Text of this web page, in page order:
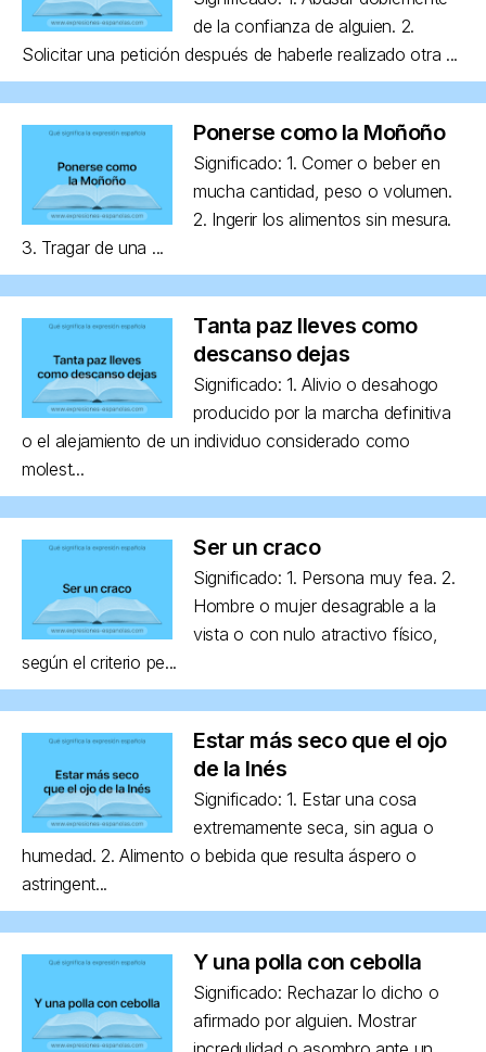
de la confianza de alguien. 2.
Solicitar una petición después de haberle realizado otra ...
Ponerse como la Moñoño
Significado: 1. Comer o beber en
mucha cantidad, peso o volumen.
2. Ingerir los alimentos sin mesura.
3. Tragar de una ...
Tanta paz lleves como
descanso dejas
Significado: 1. Alivio o desahogo
producido por la marcha definitiva
o el alejamiento de un individuo considerado como
molest...
Ser un craco
Significado: 1. Persona muy fea. 2.
Hombre o mujer desagrable a la
vista o con nulo atractivo físico,
según el criterio pe...
Estar más seco que el ojo
de la Inés
Significado: 1. Estar una cosa
extremamente seca, sin agua o
humedad. 2. Alimento o bebida que resulta áspero o
astringent...
Y una polla con cebolla
Significado: Rechazar lo dicho o
afirmado por alguien. Mostrar